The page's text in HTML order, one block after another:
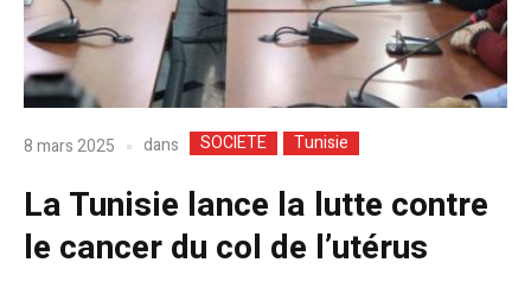
8 mars 2025 dans SOCIETE Tunisie
La Tunisie lance la lutte contre
le cancer du col de l’utérus